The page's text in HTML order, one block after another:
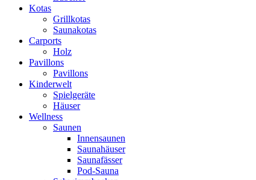
Kotas
Grillkotas
Saunakotas
Carports
Holz
Pavillons
Pavillons
Kinderwelt
Spielgeräte
Häuser
Wellness
Saunen
Innensaunen
Saunahäuser
Saunafässer
Pod-Sauna